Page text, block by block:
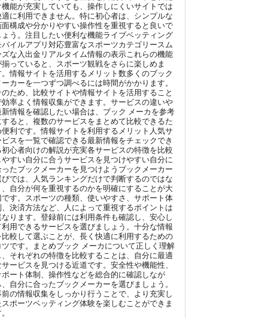
機能が充実していても、操作しにくいサイトでは
適に利用できません。特に初心者は、シンプルな
面構成や分かりやすい操作性を重視すると良いで
ょう。注目したい便利な機能ライブベッティング
バイルアプリ対応豊富なスポーツカテゴリースム
ズな入出金リアルタイム情報の表示これらの機能
揃っていると、スポーツ観戦をさらに楽しめま
。情報サイトを活用するメリット数多くのブック
ーカーを一つずつ調べるには時間がかかります。
のため、比較サイトや情報サイトを活用すること
効率よく情報収集ができます。サービスの違いや
新情報を確認したい場合は、ブック メーカを参考
すると、複数のサービスをまとめて比較できるた
便利です。情報サイトを利用するメリット人気サ
ビスを一覧で確認できる最新情報をチェックでき
初心者向けの解説が充実各サービスの特徴を比較
やすい自分に合うサービスを見つけやすい自分に
ったブックメーカーを見つけようブックメーカー
びでは、人気ランキングだけで判断するのではな
、自分が何を重視するのかを明確にすることが大
です。スポーツの種類、使いやすさ、サポート体
、決済方法など、人によって重視するポイントは
なります。登録前には利用条件も確認し、安心し
利用できるサービスを選びましょう。十分な情報
比較して選ぶことが、長く快適に利用するための
ツです。まとめブック メーカについて正しく理解
、それぞれの特徴を比較することは、自分に最適
サービスを見つける近道です。安全性や機能性、
ポート体制、操作性などを総合的に確認しなが
、自分に合ったブックメーカーを選びましょう。
前の情報収集をしっかり行うことで、より充実し
スポーツベッティング体験を楽しむことができま